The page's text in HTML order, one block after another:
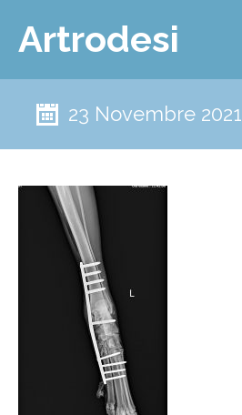
Artrodesi
23 Novembre 2021